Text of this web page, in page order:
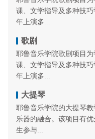
课、文学指导及多种技
年上演多...
歌剧
耶鲁音乐学院歌剧项目
课、文学指导及多种技
年上演多...
大提琴
耶鲁音乐学院的大提琴
乐器的融合。该项目有
生参与...